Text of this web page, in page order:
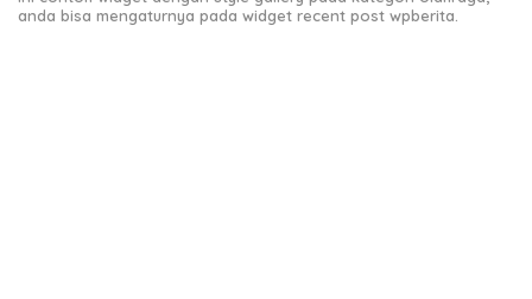
anda bisa mengaturnya pada widget recent post wpberita.